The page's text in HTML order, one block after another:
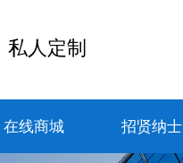
私人定制
在线商城 招贤纳士